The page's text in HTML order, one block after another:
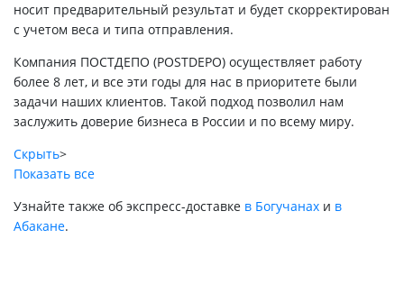
носит предварительный результат и будет скорректирован
с учетом веса и типа отправления.
Компания ПОСТДЕПО (POSTDEPO) осуществляет работу
более 8 лет, и все эти годы для нас в приоритете были
задачи наших клиентов. Такой подход позволил нам
заслужить доверие бизнеса в России и по всему миру.
Скрыть>
Показать все
Узнайте также об экспресс-доставке в Богучанах и в
Абакане.